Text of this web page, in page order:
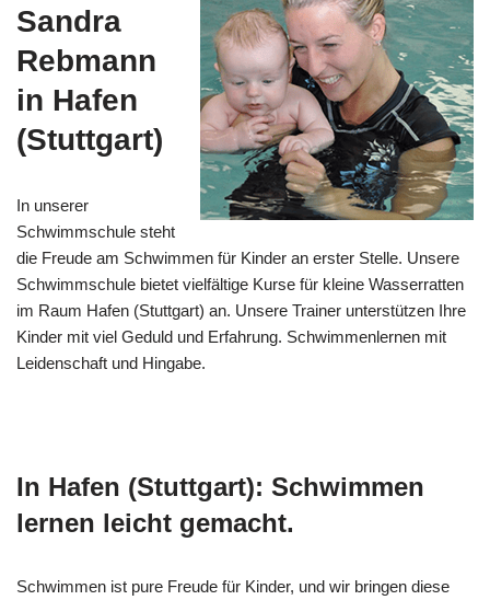
Sandra
Rebmann
in Hafen
(Stuttgart)
In unserer
Schwimmschule steht
die Freude am Schwimmen für Kinder an erster Stelle. Unsere
Schwimmschule bietet vielfältige Kurse für kleine Wasserratten
im Raum Hafen (Stuttgart) an. Unsere Trainer unterstützen Ihre
Kinder mit viel Geduld und Erfahrung. Schwimmenlernen mit
Leidenschaft und Hingabe.
In Hafen (Stuttgart): Schwimmen
lernen leicht gemacht.
Schwimmen ist pure Freude für Kinder, und wir bringen diese